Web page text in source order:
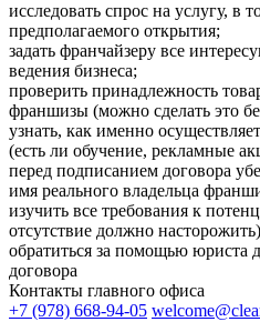
исследовать спрос на услугу, в
предполагаемого открытия;
задать франчайзеру все
ведения бизнеса;
проверить принадлежность
франшизы (можно сделать это
узнать, как именно
(есть ли обучение, рекламные
перед подписанием договора
имя реального владельца
изучить все требования к
отсутствие должно насторожить)
обратиться за помощью юриста
договора
Контакты главного офиса
+7 (978) 668-94-05